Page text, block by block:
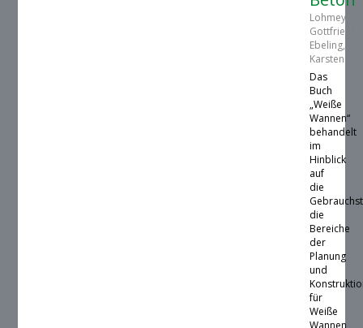
Lohmeyer,
Gottfried /
Ebeling,
Karsten
Das
Buch
„Weiße
Wannen“
behandelt
im
Hinblick
auf
die
die
Bereiche
der
Planung
und
für
Weiße
Wannen